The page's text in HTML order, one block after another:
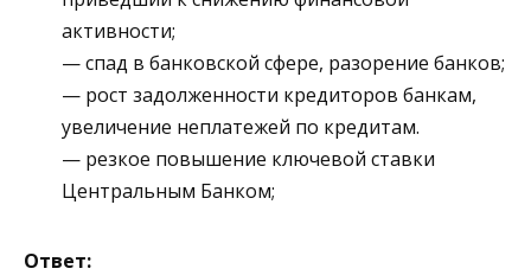
активности;
— спад в банковской сфере, разорение банков;
— рост задолженности кредиторов банкам,
увеличение неплатежей по кредитам.
— резкое повышение ключевой ставки
Центральным Банком;
Ответ: